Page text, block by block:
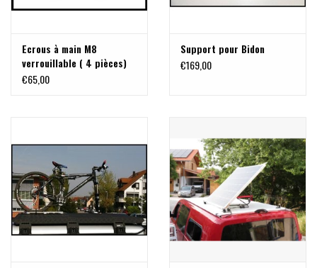
Ecrous à main M8
verrouillable ( 4 pièces)
€65,00
Support pour Bidon
€169,00